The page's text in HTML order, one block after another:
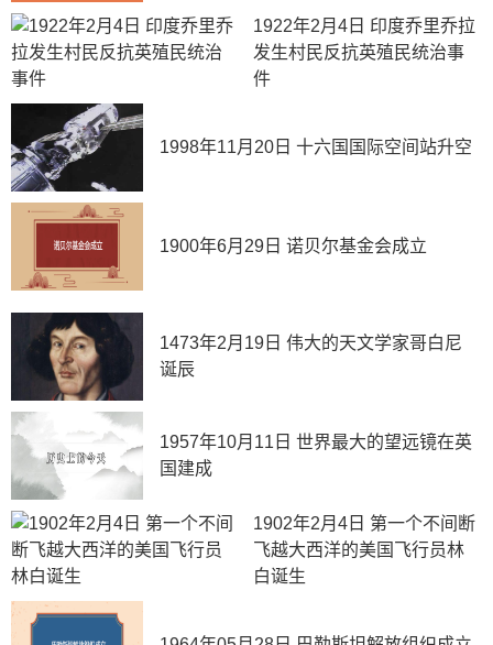
1922年2月4日 印度乔里乔拉
发生村民反抗英殖民统治事
件
1998年11月20日 十六国国际空间站升空
1900年6月29日 诺贝尔基金会成立
1473年2月19日 伟大的天文学家哥白尼
诞辰
1957年10月11日 世界最大的望远镜在英
国建成
1902年2月4日 第一个不间断
飞越大西洋的美国飞行员林
白诞生